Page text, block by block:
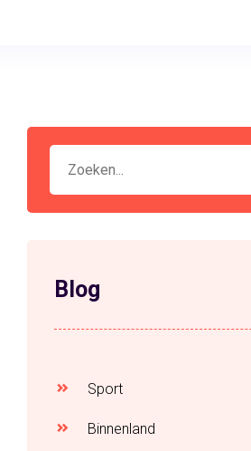
Blog
Sport
Binnenland